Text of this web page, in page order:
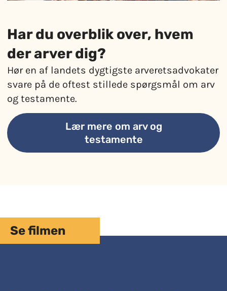
Har du overblik over, hvem
der arver dig?
Hør en af landets dygtigste arveretsadvokater
svare på de oftest stillede spørgsmål om arv
og testamente.
Lær mere om arv og
testamente
Se filmen